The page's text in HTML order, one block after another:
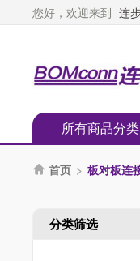
您好，欢迎来到 连
所有商品分类
 首页 > 板对板连
分类筛选